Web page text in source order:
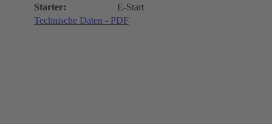
Starter:
E-Start
Technische Daten - PDF